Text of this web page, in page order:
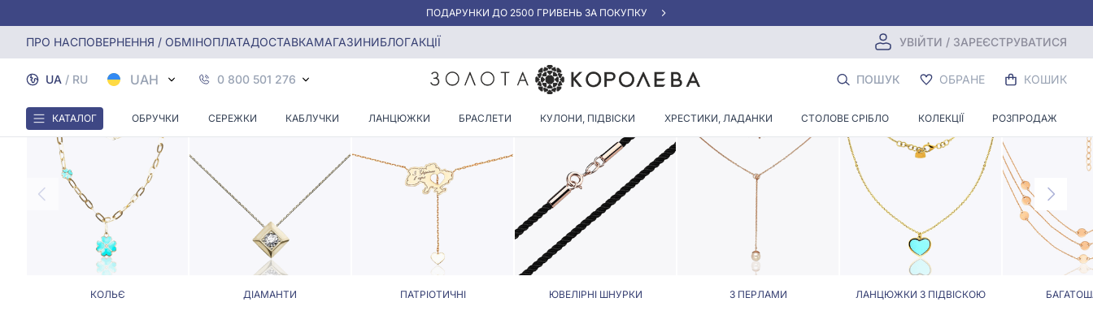
«КРАЩА ЦІНА» ВІД 5945 ГРН/ГРАМ
ПРО НАСПОВЕРНЕННЯ / ОБМІНОПЛАТАДОСТАВКАМАГАЗИНИБЛОГАКЦІЇ УВІЙТИ / ЗАРЕЄСТРУВАТИСЯ
UA / RU UAH 0 800 501 276 ПОШУК ОБРАНЕ КОШИК
КАТАЛОГ ОБРУЧКИ СЕРЕЖКИ КАБЛУЧКИ ЛАНЦЮЖКИ БРАСЛЕТИ КУЛОНИ, ПІДВІСКИ ХРЕСТИКИ, ЛАДАНКИ СТОЛОВЕ СРІБЛО КОЛЕКЦІЇ РОЗПРОДАЖ
Головна Кольє, Ювелірні шнурки Кольє та ювелірні шнурки шириною 2 мм
КОЛЬЄ ТА ЮВЕЛІРНІ ШНУРКИ ШИРИНОЮ 2 ММ
КОЛЬЄ ДІАМАНТИ ПАТРІОТИЧНІ ЮВЕЛІРНІ ШНУРКИ З ПЕРЛАМИ ЛАНЦЮЖКИ З ПІДВІСКОЮ